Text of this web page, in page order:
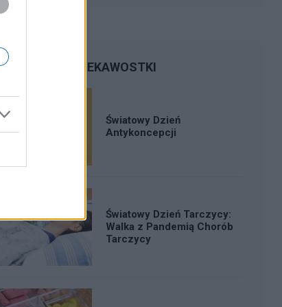
CIEKAWOSTKI
Światowy Dzień
Antykoncepcji
Światowy Dzień Tarczycy:
Walka z Pandemią Chorób
Tarczycy